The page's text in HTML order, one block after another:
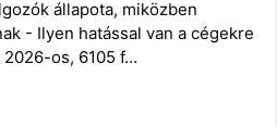
állapota, miközben
- Ilyen hatással van a cégekre
os, 6105 f…